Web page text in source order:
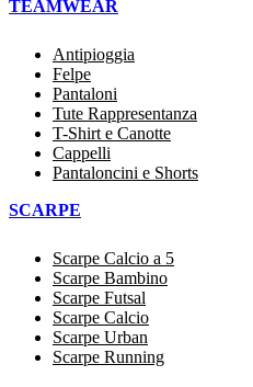
TEAMWEAR
Antipioggia
Felpe
Pantaloni
Tute Rappresentanza
T-Shirt e Canotte
Cappelli
Pantaloncini e Shorts
SCARPE
Scarpe Calcio a 5
Scarpe Bambino
Scarpe Futsal
Scarpe Calcio
Scarpe Urban
Scarpe Running